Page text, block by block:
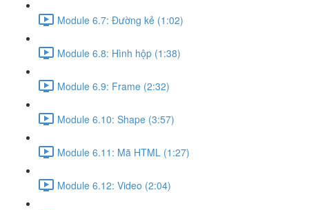
Module 6.7: Đường kẻ (1:02)
Module 6.8: Hình hộp (1:38)
Module 6.9: Frame (2:32)
Module 6.10: Shape (3:57)
Module 6.11: Mã HTML (1:27)
Module 6.12: Video (2:04)